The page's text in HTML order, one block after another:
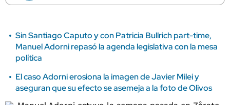
Sin Santiago Caputo y con Patricia Bullrich part-time,
Manuel Adorni repasó la agenda legislativa con la mesa
política
El caso Adorni erosiona la imagen de Javier Milei y
aseguran que su efecto se asemeja a la foto de Olivos